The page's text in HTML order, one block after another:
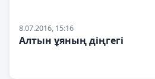
8.07.2016, 15:16
Алтын ұяның діңгегі